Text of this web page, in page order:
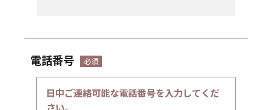
電話番号
日中ご連絡可能な電話番号を入力してくだ